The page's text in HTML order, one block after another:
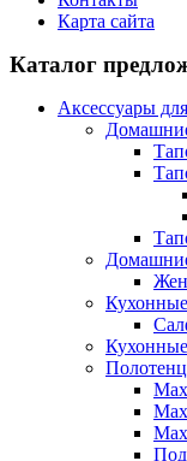
Карта сайта
Каталог
Аксессуары
Кухонные